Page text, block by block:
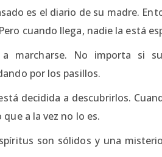
es el diario de su madre.
cuando llega, nadie la está
marcharse. No importa si
por los pasillos.
decidida a descubrirlos.
a la vez no lo es.
son sólidos y una